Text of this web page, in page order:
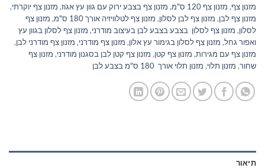
מזנון צף, מזנון צף 120 ס"מ , מזנון צף בצבע ירוק עם גוון עץ אגוז, מזנון צף יוקרתי,
מזנון צף לבן, מזנון צף לבן לסלון, מזנון צף לטלוויזיה אורך 180 ס"מ , מזנון צף
לסלון, מזנון צף לסלון בצבע בצבע לבן בעיצוב מודרני, מזנון צף לסלון בגוון עץ
ואפור גחל, מזנון צף לסלון בגימור עץ אלון, מזנון צף מודרני, מזנון צף מודרני לבן,
מזנון צף עם מגירות, מזנון צף קטן, מזנון צף קטן לבן בסגנון מודרני, מזנון צף
שחור, מזנון תלוי, מזנון תלוי אורך 180 ס"מ בצבע לבן
תיאור